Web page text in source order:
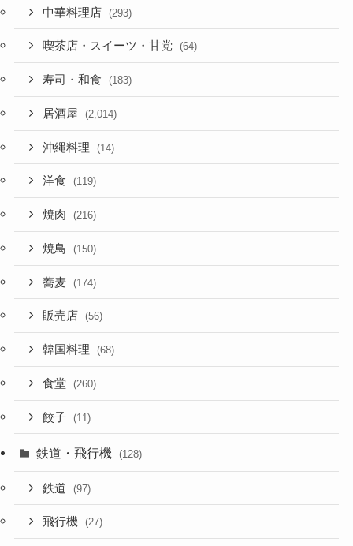
中華料理店 (293)
喫茶店・スイーツ・甘党 (64)
寿司・和食 (183)
居酒屋 (2,014)
沖縄料理 (14)
洋食 (119)
焼肉 (216)
焼鳥 (150)
蕎麦 (174)
販売店 (56)
韓国料理 (68)
食堂 (260)
餃子 (11)
鉄道・飛行機 (128)
鉄道 (97)
飛行機 (27)